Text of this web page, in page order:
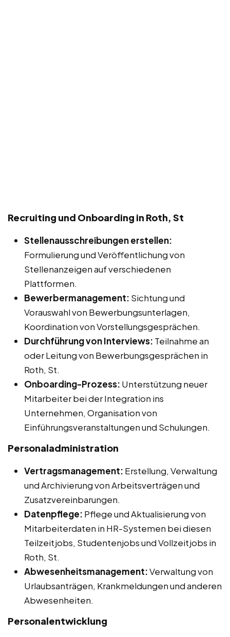
Recruiting und Onboarding in Roth, St
Stellenausschreibungen erstellen:
Formulierung und Veröffentlichung von
Stellenanzeigen auf verschiedenen
Plattformen.
Bewerbermanagement: Sichtung und
Vorauswahl von Bewerbungsunterlagen,
Koordination von Vorstellungsgesprächen.
Durchführung von Interviews: Teilnahme an
oder Leitung von Bewerbungsgesprächen in
Roth, St.
Onboarding-Prozess: Unterstützung neuer
Mitarbeiter bei der Integration ins
Unternehmen, Organisation von
Einführungsveranstaltungen und Schulungen.
Personaladministration
Vertragsmanagement: Erstellung, Verwaltung
und Archivierung von Arbeitsverträgen und
Zusatzvereinbarungen.
Datenpflege: Pflege und Aktualisierung von
Mitarbeiterdaten in HR-Systemen bei diesen
Teilzeitjobs, Studentenjobs und Vollzeitjobs in
Roth, St.
Abwesenheitsmanagement:Verwaltung von
Urlaubsanträgen, Krankmeldungen und anderen
Abwesenheiten.
Personalentwicklung